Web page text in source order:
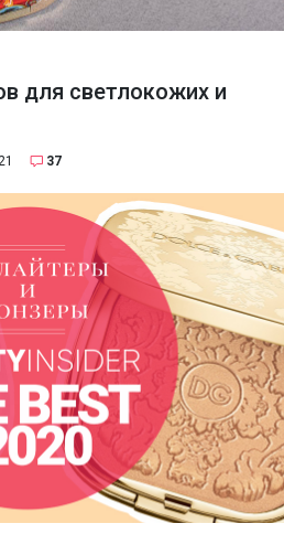
для светлокожих и
37